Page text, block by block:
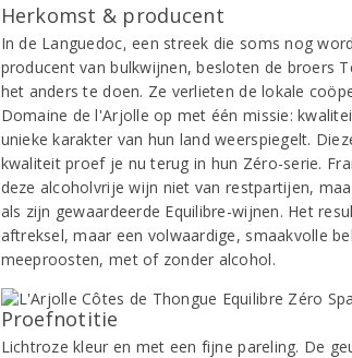
Herkomst & producent
In de Languedoc, een streek die soms nog
producent van bulkwijnen, besloten de broers
het anders te doen. Ze verlieten de lokale
Domaine de l'Arjolle op met één missie:
unieke karakter van hun land weerspiegelt.
kwaliteit proef je nu terug in hun Zéro-serie.
deze alcoholvrije wijn niet van restpartijen,
als zijn gewaardeerde Equilibre-wijnen. Het
aftreksel, maar een volwaardige, smaakvolle
meeproosten, met of zonder alcohol.
Proefnotitie
Lichtroze kleur en met een fijne pareling. De